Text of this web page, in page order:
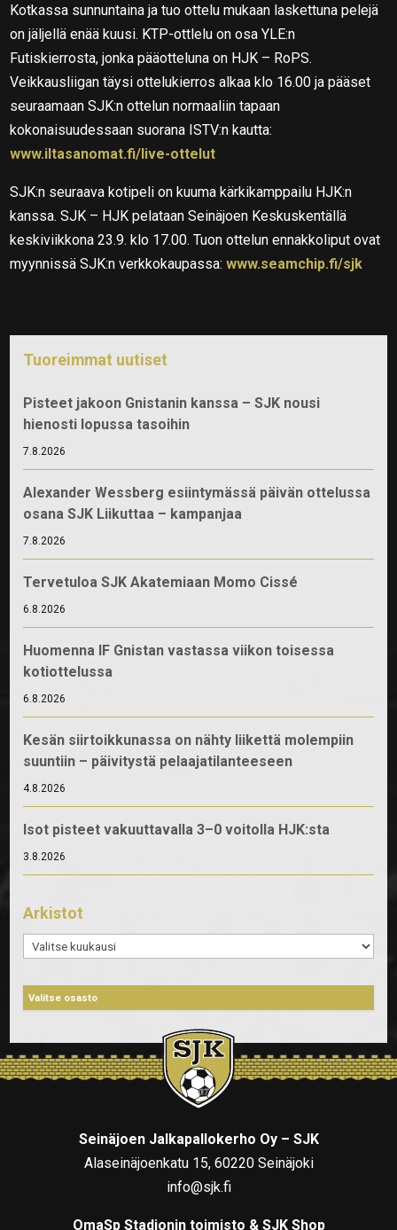
Kotkassa sunnuntaina ja tuo ottelu mukaan laskettuna pelejä
on jäljellä enää kuusi. KTP-ottlelu on osa YLE:n
Futiskierrosta, jonka pääotteluna on HJK – RoPS.
Veikkausliigan täysi ottelukierros alkaa klo 16.00 ja pääset
seuraamaan SJK:n ottelun normaaliin tapaan
kokonaisuudessaan suorana ISTV:n kautta:
www.iltasanomat.fi/live-ottelut
SJK:n seuraava kotipeli on kuuma kärkikamppailu HJK:n
kanssa. SJK – HJK pelataan Seinäjoen Keskuskentällä
keskiviikkona 23.9. klo 17.00. Tuon ottelun ennakkoliput ovat
myynnissä SJK:n verkkokaupassa:www.seamchip.fi/sjk
Tuoreimmat uutiset
Pisteet jakoon Gnistanin kanssa – SJK nousi
hienosti lopussa tasoihin
7.8.2026
Alexander Wessberg esiintymässä päivän ottelussa
osana SJK Liikuttaa – kampanjaa
7.8.2026
Tervetuloa SJK Akatemiaan Momo Cissé
6.8.2026
Huomenna IF Gnistan vastassa viikon toisessa
kotiottelussa
6.8.2026
Kesän siirtoikkunassa on nähty liikettä molempiin
suuntiin – päivitystä pelaajatilanteeseen
4.8.2026
Isot pisteet vakuuttavalla 3–0 voitolla HJK:sta
3.8.2026
Arkistot
Arkistot
Seinäjoen Jalkapallokerho Oy – SJK
Alaseinäjoenkatu 15, 60220 Seinäjoki
info@sjk.fi
OmaSp Stadionin toimisto & SJK Shop